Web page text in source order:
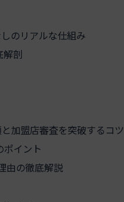
のリアルな仕組み
解剖
加盟店審査を突破するコツ
ポイント
由の徹底解説